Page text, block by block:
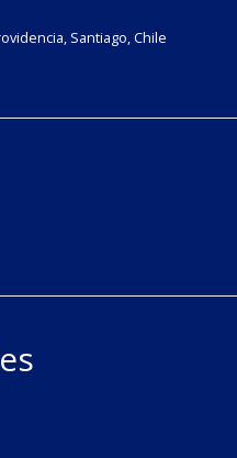
Santiago, Chile